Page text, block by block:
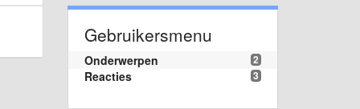
Gebruikersmenu
2
Onderwerpen
3
Reacties